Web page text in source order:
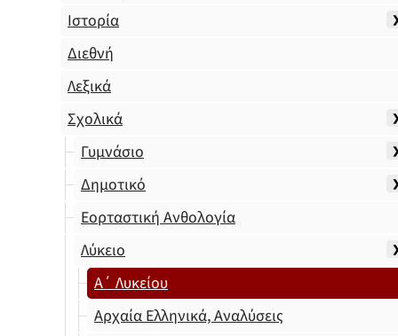
Ιστορία
Διεθνή
Λεξικά
Σχολικά
Γυμνάσιο
Δημοτικό
Εορταστική Ανθολογία
Λύκειο
Α΄ Λυκείου
Αρχαία Ελληνικά, Αναλύσεις